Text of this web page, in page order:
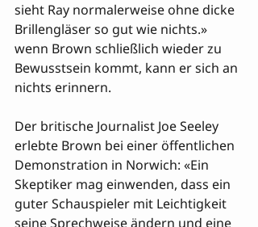
sieht Ray normalerweise ohne dicke
Brillengläser so gut wie nichts.»
wenn Brown schließlich wieder zu
Bewusstsein kommt, kann er sich an
nichts erinnern.
Der britische Journalist Joe Seeley
erlebte Brown bei einer öffentlichen
Demonstration in Norwich: «Ein
Skeptiker mag einwenden, dass ein
guter Schauspieler mit Leichtigkeit
seine Sprechweise ändern und eine